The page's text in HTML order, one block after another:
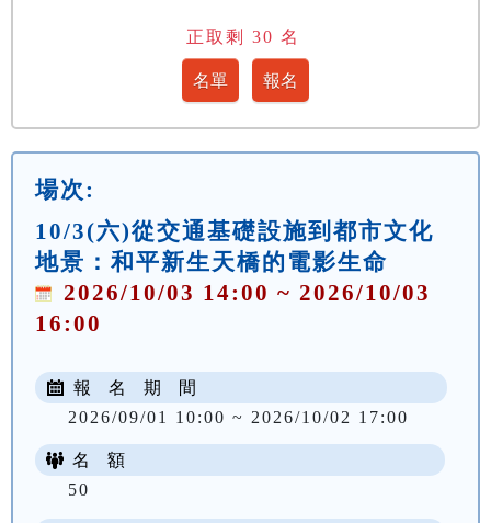
正取剩 30 名
場次:
10/3(六)從交通基礎設施到都市文化
地景：和平新生天橋的電影生命
2026/10/03 14:00 ~ 2026/10/03
16:00
報 名 期 間
2026/09/01 10:00 ~ 2026/10/02 17:00
名 額
50